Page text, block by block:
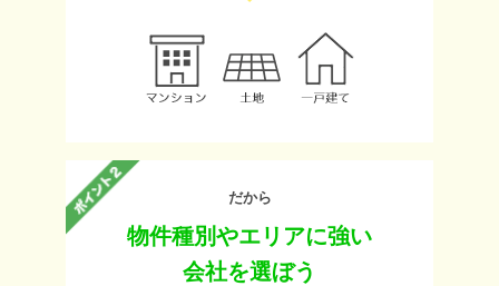
だから
物件種別やエリアに強い
会社を選ぼう